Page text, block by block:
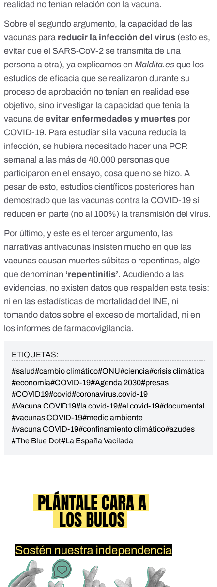
realidad no tenían relación con la vacuna.
Sobre el segundo argumento, la capacidad de las
vacunas para reducir la infección del virus (esto es,
evitar que el SARS-CoV-2 se transmita de una
persona a otra), ya explicamos en Maldita.es que los
estudios de eficacia que se realizaron durante su
proceso de aprobación no tenían en realidad ese
objetivo, sino investigar la capacidad que tenía la
vacuna de evitar enfermedades y muertes por
COVID-19. Para estudiar si la vacuna reducía la
infección, se hubiera necesitado hacer una PCR
semanal a las más de 40.000 personas que
participaron en el ensayo, cosa que no se hizo. A
pesar de esto, estudios científicos posteriores han
demostrado que las vacunas contra la COVID-19 sí
reducen en parte (no al 100%) la transmisión del virus.
Por último, y este es el tercer argumento, las
narrativas antivacunas insisten mucho en que las
vacunas causan muertes súbitas o repentinas, algo
que denominan ‘repentinitis’. Acudiendo a las
evidencias, no existen datos que respalden esta tesis:
ni en las estadísticas de mortalidad del INE, ni
tomando datos sobre el exceso de mortalidad, ni en
los informes de farmacovigilancia.
ETIQUETAS:
#salud#cambio climático#ONU#ciencia#crisis climática
#economía#COVID-19#Agenda 2030#presas
#COVID19#covid#coronavirus.covid-19
#Vacuna COVID19#la covid-19#el covid-19#documental
#vacunas COVID-19#medio ambiente
#vacuna COVID-19#confinamiento climático#azudes
#The Blue Dot#La España Vacilada